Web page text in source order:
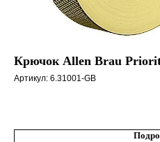
Крючок Allen Brau
Артикул: 6.31001-GB